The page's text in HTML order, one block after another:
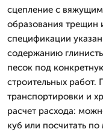
сцепление с
образования трещин
спецификации
содержанию
песок под
строительных работ.
транспортировки и
расчет расхода:
куб или посчитать